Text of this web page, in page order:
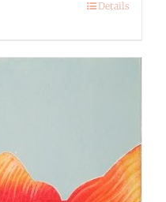
Details